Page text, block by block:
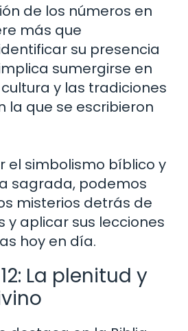
de los números en
más que
su presencia
sumergirse en
y las tradiciones
la que se escribieron
el simbolismo bíblico y
sagrada, podemos
misterios detrás de
y aplicar sus lecciones
hoy en día.
La plenitud y